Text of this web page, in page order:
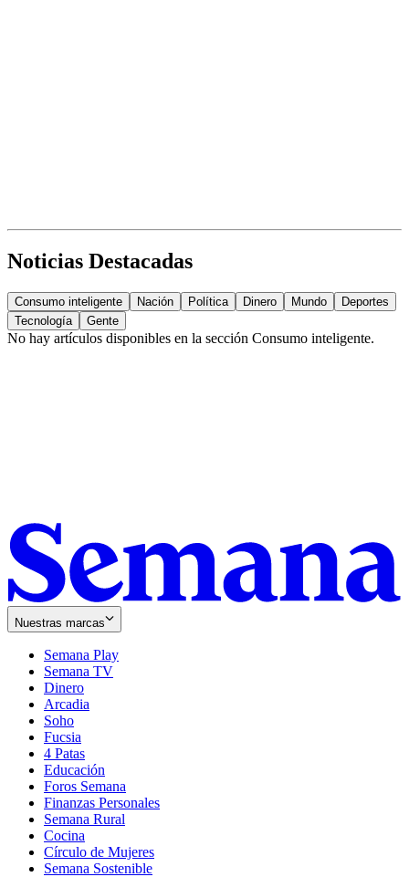
Noticias Destacadas
Consumo inteligente Nación Política Dinero Mundo
Deportes
Tecnología
Gente
No hay artículos disponibles en la sección Consumo inteligente.
Nuestras marcas
Semana Play
Semana TV
Dinero
Arcadia
Soho
in
new
window
Fucsia
in
new
window
4 Patas
Educación
Foros Semana
Finanzas Personales
Semana Rural
Cocina
Círculo de Mujeres
Semana Sostenible